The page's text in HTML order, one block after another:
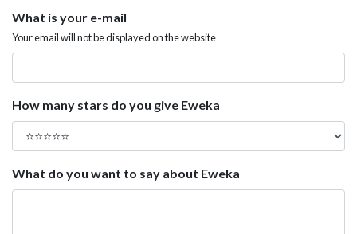
What is your e-mail
Your email will not be displayed on the website
How many stars do you give Eweka
What do you want to say about Eweka